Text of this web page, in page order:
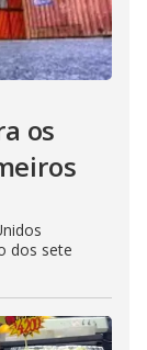
os
dos sete